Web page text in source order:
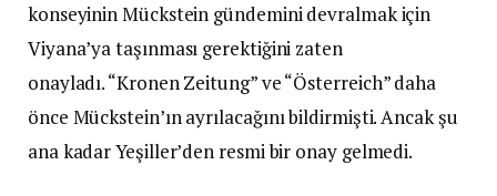
konseyinin Mückstein gündemini devralmak için
Viyana’ya taşınması gerektiğini zaten
onayladı. “Kronen Zeitung” ve “Österreich” daha
önce Mückstein’ın ayrılacağını bildirmişti. Ancak şu
ana kadar Yeşiller’den resmi bir onay gelmedi.